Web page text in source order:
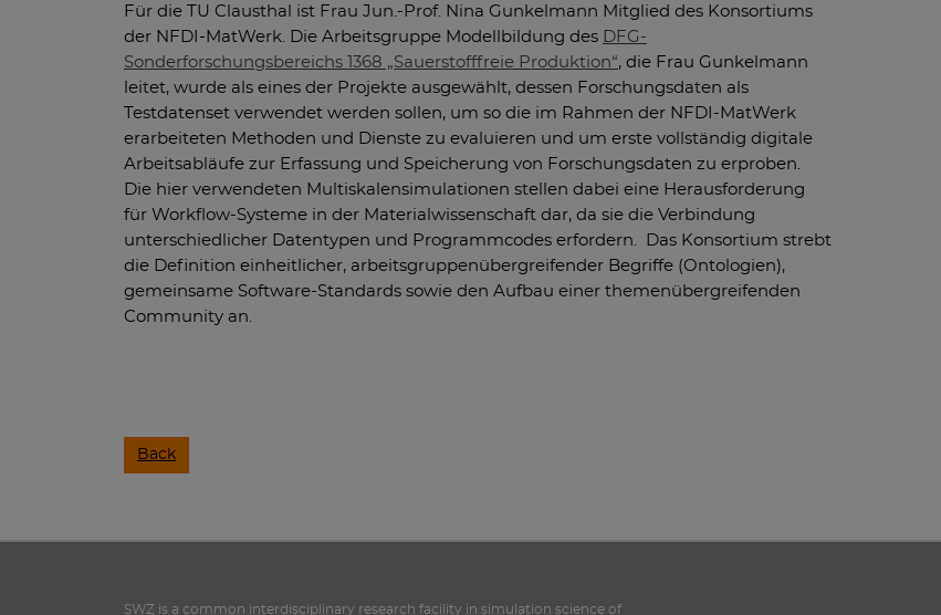
Für die TU Clausthal ist Frau Jun.-Prof. Nina Gunkelmann Mitglied des Konsortiums
der NFDI-MatWerk. Die Arbeitsgruppe Modellbildung des DFG-
Sonderforschungsbereichs 1368 „Sauerstofffreie Produktion“, die Frau Gunkelmann
leitet, wurde als eines der Projekte ausgewählt, dessen Forschungsdaten als
Testdatenset verwendet werden sollen, um so die im Rahmen der NFDI-MatWerk
erarbeiteten Methoden und Dienste zu evaluieren und um erste vollständig digitale
Arbeitsabläufe zur Erfassung und Speicherung von Forschungsdaten zu erproben.
Die hier verwendeten Multiskalensimulationen stellen dabei eine Herausforderung
für Workflow-Systeme in der Materialwissenschaft dar, da sie die Verbindung
unterschiedlicher Datentypen und Programmcodes erfordern. Das Konsortium strebt
die Definition einheitlicher, arbeitsgruppenübergreifender Begriffe (Ontologien),
gemeinsame Software-Standards sowie den Aufbau einer themenübergreifenden
Community an.
Back
SWZ is a common interdisciplinary research facility in simulation science of